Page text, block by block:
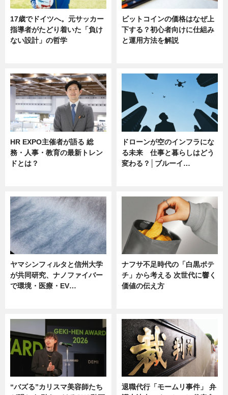
17歳でドイツへ。元サッカー
指導者がたどり着いた「負け
ない設計」の哲学
ビットコインの価格はなぜ上
下する？初心者向けに仕組み
と運用方法を解説
HR EXPO主催者が語る 総
務・人事・教育の最新トレン
ドとは？
ドローンが空のインフラにな
る未来 仕事と暮らしはどう
変わる？│ブルーイ…
ヤマシンフィルタと信州大学
が共同研究、ナノファイバー
で環境・医療・EV…
ナフサ不足時代の「白黒ポテ
チ」から考える 次世代に響く
価値の伝え方
“バズる”カリスマ美容師たち
退職代行「モームリ事件」 弁